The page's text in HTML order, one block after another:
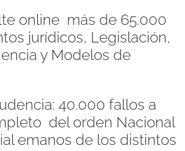
online más de 65.000
jurídicos, Legislación,
y Modelos de
40.000 fallos a
del orden Nacional
emanos de los distintos